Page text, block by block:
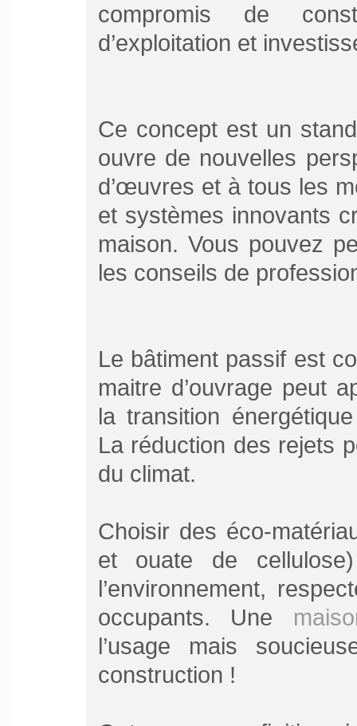
compromis de
d’exploitation et
Ce concept est un
ouvre de nouvelles
d’œuvres et à tous les
et systèmes innovants
maison. Vous pouvez
les conseils de
Le bâtiment passif est
maitre d’ouvrage peut
la transition
La réduction des rejets
du climat.
Choisir des éco-
et ouate de
l’environnement,
occupants. Une
l’usage mais
construction !